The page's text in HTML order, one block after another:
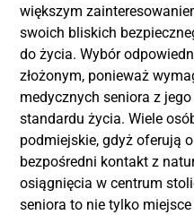
większym
swoich bliskich
do życia. Wybór
złożonym, ponieważ
medycznych seniora z
standardu życia. Wiele
podmiejskie, gdyż oferują
bezpośredni kontakt z
osiągnięcia w centrum
seniora to nie tylko